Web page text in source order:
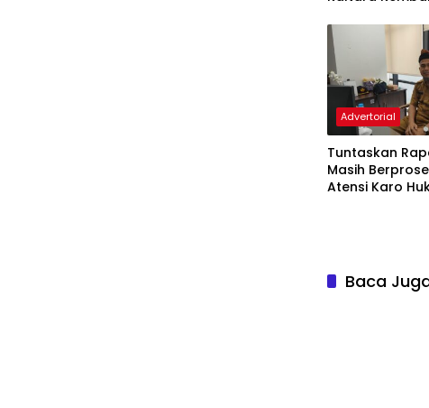
Tanjung Selor
Advertorial
Tuntaskan
Masih
Atensi Karo
Baca